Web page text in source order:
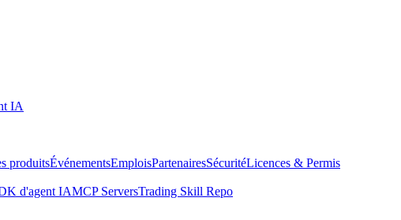
IA
produitsÉvénementsEmploisPartenairesSécuritéLicences & Permis
d'agent IAMCP ServersTrading Skill Repo